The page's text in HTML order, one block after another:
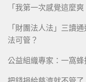
「我第一次感覺這麼
「財團法人法」三讀
法可管？
公益組織專家：一窩